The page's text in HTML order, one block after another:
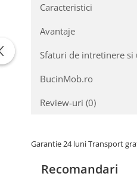
Beneficii:
Caracteristici
Avantaje
Sfaturi de intretinere si
BucinMob.ro
Review-uri (0)
Garantie 24 luni Transport
Recomandari